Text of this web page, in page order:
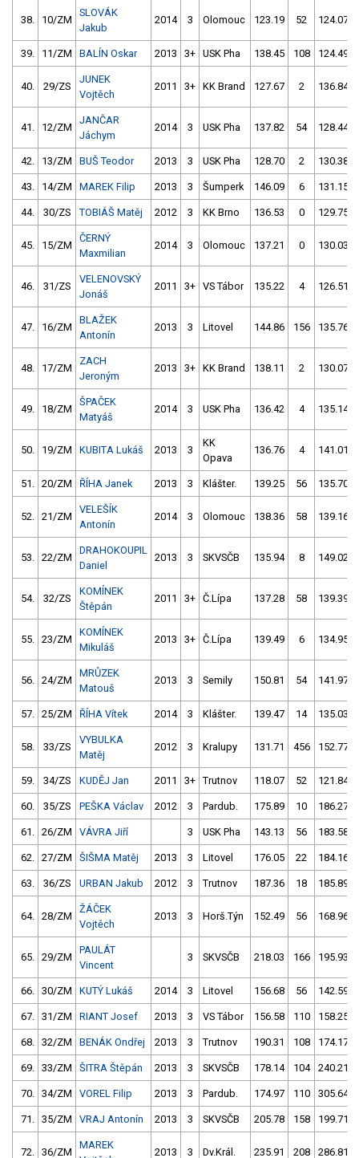
38. 10/ZM
SLOVÁK
Jakub
2014 3 Olomouc 123.19 52 124.07
39. 11/ZM BALÍN Oskar 2013 3+ USK Pha 138.45 108 124.49
40. 29/ZS
JUNEK
Vojtěch
2011 3+ KK Brand 127.67 2 136.84
41. 12/ZM
JANČAR
Jáchym
2014 3 USK Pha 137.82 54 128.44
42. 13/ZM BUŠ Teodor 2013 3 USK Pha 128.70 2 130.38
43. 14/ZM MAREK Filip 2013 3 Šumperk 146.09 6 131.15
44. 30/ZS TOBIÁŠ Matěj 2012 3 KK Brno 136.53 0 129.75
45. 15/ZM
ČERNÝ
Maxmilian
2014 3 Olomouc 137.21 0 130.03
46. 31/ZS
VELENOVSKÝ
Jonáš
2011 3+ VS Tábor 135.22 4 126.51
47. 16/ZM
BLAŽEK
Antonín
2013 3 Litovel 144.86 156 135.76
48. 17/ZM
ZACH
Jeroným
2013 3+ KK Brand 138.11 2 130.07
49. 18/ZM
ŠPAČEK
Matyáš
2014 3 USK Pha 136.42 4 135.14
50. 19/ZM KUBITA Lukáš 2013 3
KK
Opava
136.76 4 141.01
51. 20/ZM ŘÍHA Janek 2013 3 Klášter. 139.25 56 135.70
52. 21/ZM
VELEŠÍK
Antonín
2014 3 Olomouc 138.36 58 139.16
53. 22/ZM
DRAHOKOUPIL
Daniel
2013 3 SKVSČB 135.94 8 149.02
54. 32/ZS
KOMÍNEK
Štěpán
2011 3+ Č.Lípa 137.28 58 139.39
55. 23/ZM
KOMÍNEK
Mikuláš
2013 3+ Č.Lípa 139.49 6 134.95
56. 24/ZM
MRŮZEK
Matouš
2013 3 Semily 150.81 54 141.97
57. 25/ZM ŘÍHA Vítek 2014 3 Klášter. 139.47 14 135.03
58. 33/ZS
VYBULKA
Matěj
2012 3 Kralupy 131.71 456 152.77
59. 34/ZS KUDĚJ Jan 2011 3+ Trutnov 118.07 52 121.84
60. 35/ZS PEŠKA Václav 2012 3 Pardub. 175.89 10 186.27
61. 26/ZM VÁVRA Jiří 3 USK Pha 143.13 56 183.58
62. 27/ZM ŠIŠMA Matěj 2013 3 Litovel 176.05 22 184.16
63. 36/ZS URBAN Jakub 2012 3 Trutnov 187.36 18 185.89
64. 28/ZM
ŽÁČEK
Vojtěch
2013 3 Horš.Týn 152.49 56 168.96
65. 29/ZM
PAULÁT
Vincent
3 SKVSČB 218.03 166 195.93
66. 30/ZM KUTÝ Lukáš 2014 3 Litovel 156.68 56 142.59
67. 31/ZM RIANT Josef 2013 3 VS Tábor 156.58 110 158.25
68. 32/ZM BENÁK Ondřej 2013 3 Trutnov 190.31 108 174.17
69. 33/ZM ŠITRA Štěpán 2013 3 SKVSČB 178.14 104 240.21
70. 34/ZM VOREL Filip 2013 3 Pardub. 174.97 110 305.64
71. 35/ZM VRAJ Antonín 2013 3 SKVSČB 205.78 158 199.71
72. 36/ZM
MAREK
2013 3 Dv.Král. 235.91 208 286.81